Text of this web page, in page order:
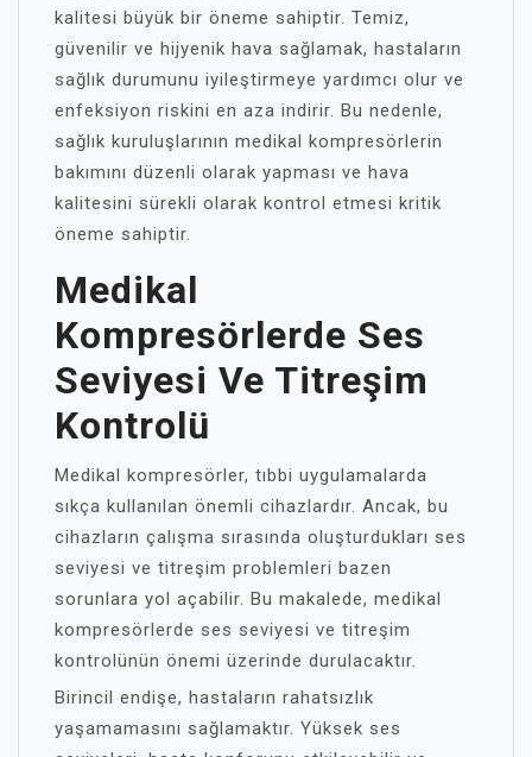
kalitesi büyük bir öneme sahiptir. Temiz,
güvenilir ve hijyenik hava sağlamak, hastaların
sağlık durumunu iyileştirmeye yardımcı olur ve
enfeksiyon riskini en aza indirir. Bu nedenle,
sağlık kuruluşlarının medikal kompresörlerin
bakımını düzenli olarak yapması ve hava
kalitesini sürekli olarak kontrol etmesi kritik
öneme sahiptir.
Medikal
Kompresörlerde Ses
Seviyesi Ve Titreşim
Kontrolü
Medikal kompresörler, tıbbi uygulamalarda
sıkça kullanılan önemli cihazlardır. Ancak, bu
cihazların çalışma sırasında oluşturdukları ses
seviyesi ve titreşim problemleri bazen
sorunlara yol açabilir. Bu makalede, medikal
kompresörlerde ses seviyesi ve titreşim
kontrolünün önemi üzerinde durulacaktır.
Birincil endişe, hastaların rahatsızlık
yaşamamasını sağlamaktır. Yüksek ses